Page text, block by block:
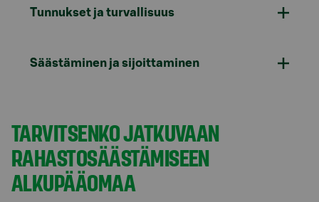
Tunnukset ja turvallisuus
Säästäminen ja sijoittaminen
TARVITSENKO JATKUVAAN
RAHASTOSÄÄSTÄMISEEN
ALKUPÄÄOMAA